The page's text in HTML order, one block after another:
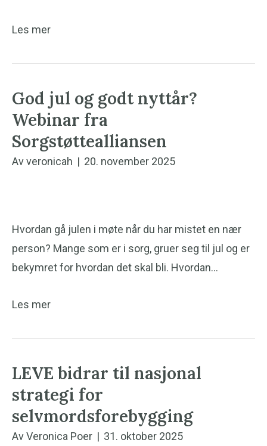
Les mer
God jul og godt nyttår?
Webinar fra
Sorgstøttealliansen
Avveronicah | 20. november 2025
Hvordan gå julen i møte når du har mistet en nær
person? Mange som er i sorg, gruer seg til jul og er
bekymret for hvordan det skal bli. Hvordan…
Les mer
LEVE bidrar til nasjonal
strategi for
selvmordsforebygging
AvVeronica Poer | 31. oktober 2025